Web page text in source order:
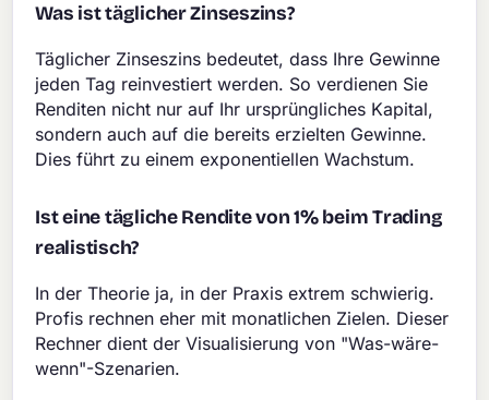
Was ist täglicher Zinseszins?
Täglicher Zinseszins bedeutet, dass Ihre Gewinne
jeden Tag reinvestiert werden. So verdienen Sie
Renditen nicht nur auf Ihr ursprüngliches Kapital,
sondern auch auf die bereits erzielten Gewinne.
Dies führt zu einem exponentiellen Wachstum.
Ist eine tägliche Rendite von 1% beim Trading
realistisch?
In der Theorie ja, in der Praxis extrem schwierig.
Profis rechnen eher mit monatlichen Zielen. Dieser
Rechner dient der Visualisierung von "Was-wäre-
wenn"-Szenarien.